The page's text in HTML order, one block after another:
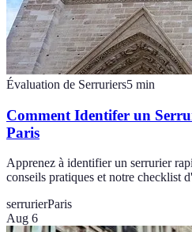
Évaluation de Serruriers5 min
Comment Identifer un
Paris
Apprenez à identifier un serrurier
conseils pratiques et notre checklist
serrurierParis
Aug 6